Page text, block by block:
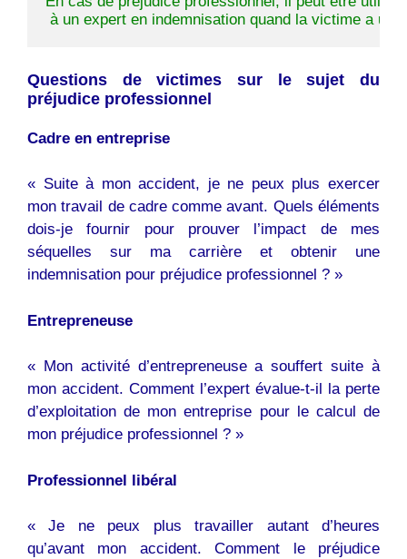
à un expert en indemnisation quand la victime a
Questions de victimes sur le sujet du
préjudice professionnel
Cadre en entreprise
« Suite à mon accident, je ne peux plus exercer
mon travail de cadre comme avant. Quels éléments
dois-je fournir pour prouver l’impact de mes
séquelles sur ma carrière et obtenir une
indemnisation pour préjudice professionnel ? »
Entrepreneuse
« Mon activité d’entrepreneuse a souffert suite à
mon accident. Comment l’expert évalue-t-il la perte
d’exploitation de mon entreprise pour le calcul de
mon préjudice professionnel ? »
Professionnel libéral
« Je ne peux plus travailler autant d’heures
qu’avant mon accident. Comment le préjudice